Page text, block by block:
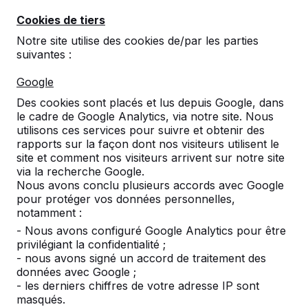
Cookies de tiers
Notre site utilise des cookies de/par les parties
suivantes :
Google
Des cookies sont placés et lus depuis Google, dans
le cadre de Google Analytics, via notre site. Nous
utilisons ces services pour suivre et obtenir des
rapports sur la façon dont nos visiteurs utilisent le
site et comment nos visiteurs arrivent sur notre site
via la recherche Google.
Nous avons conclu plusieurs accords avec Google
pour protéger vos données personnelles,
notamment :
- Nous avons configuré Google Analytics pour être
privilégiant la confidentialité ;
- nous avons signé un accord de traitement des
données avec Google ;
- les derniers chiffres de votre adresse IP sont
masqués.
2ème produit et suivants € 3.150,00
la pièce,
économisez4%!
Couleur
Nombre
Ajouter à la commande
Ajouter à l’offre